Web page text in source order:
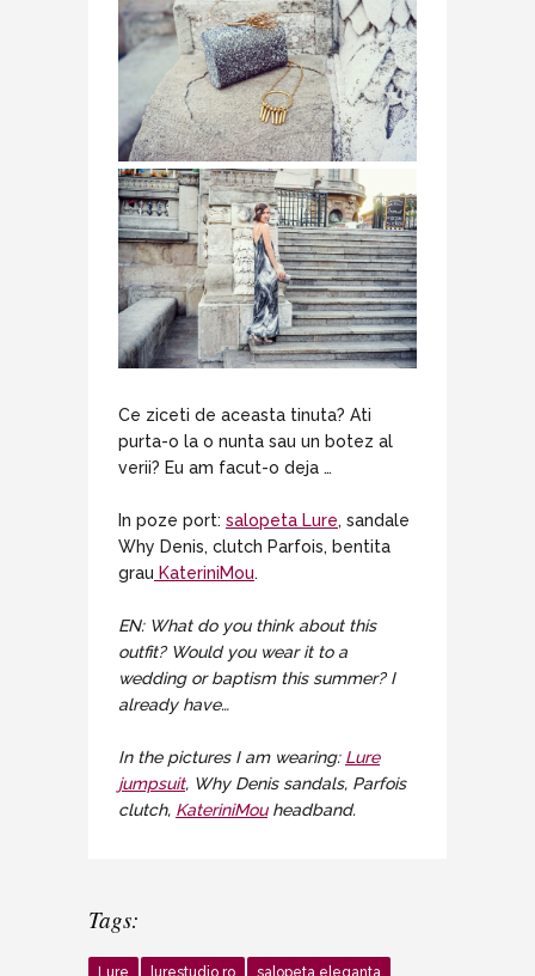
Ce ziceti de aceasta tinuta? Ati
purta-o la o nunta sau un botez al
verii? Eu am facut-o deja …
In poze port: salopeta Lure, sandale
Why Denis, clutch Parfois, bentita
grau KateriniMou.
EN: What do you think about this
outfit? Would you wear it to a
wedding or baptism this summer? I
already have…
In the pictures I am wearing: Lure
jumpsuit, Why Denis sandals, Parfois
clutch, KateriniMouheadband.
Tags:
Lure lurestudio.ro salopeta eleganta